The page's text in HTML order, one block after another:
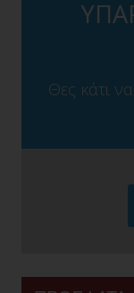
Θες κάτι